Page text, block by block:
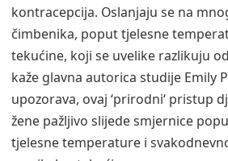
kontracepcija. Oslanjaju se na
čimbenika, poput tjelesne
tekućine, koji se uvelike razlikuju
kaže glavna autorica studije Emily
upozorava, ovaj ‘prirodni‘ pristup
žene pažljivo slijede smjernice
tjelesne temperature i